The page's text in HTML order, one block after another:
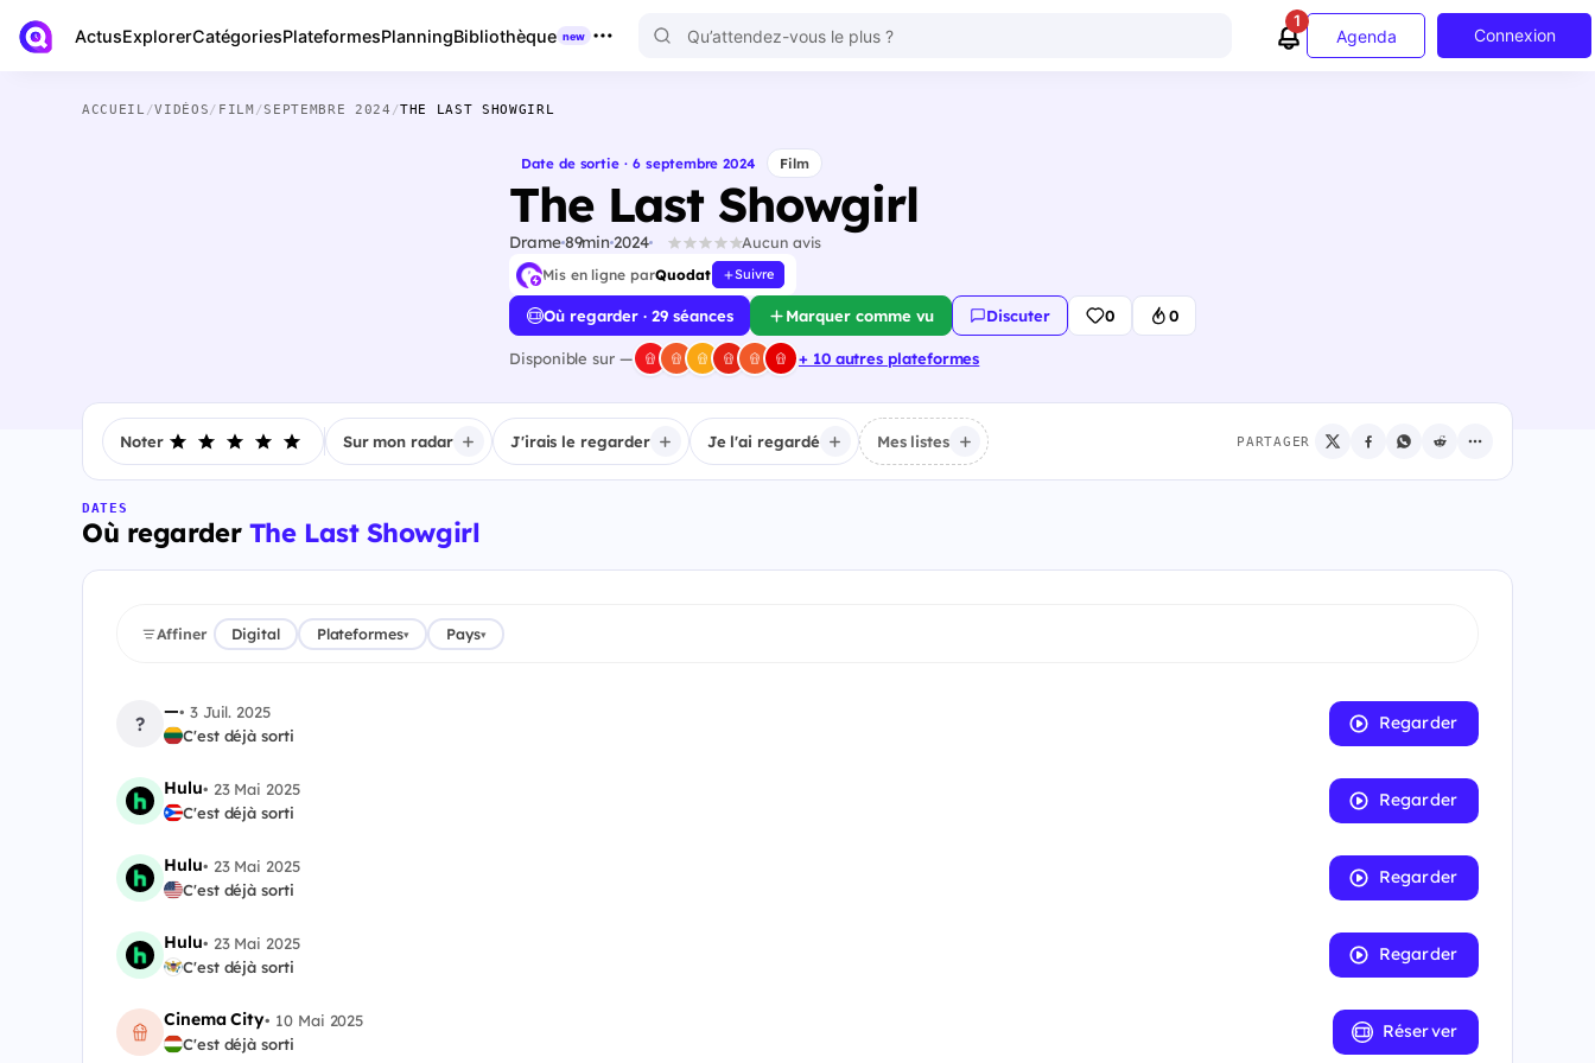
ActusExplorerCatégoriesPlateformesPlanningBibliothèque new
1
Agenda Connexion
ACCUEIL /VIDÉOS/ FILM/SEPTEMBRE 2024 /THE LAST SHOWGIRL
Date de sortie · 6 septembre 2024 Film
The Last Showgirl
Drame89min 2024 Aucun avis
Mis en ligne parQuodat Suivre
Où regarder · 29 séances Marquer comme vu Discuter 0 0
Disponible sur — + 10 autres plateformes
Noter Sur mon radar J'irais le regarder Je l'ai regardé Mes listes PARTAGER
DATES
Où regarder The Last Showgirl
Affiner Digital Plateformes▾ Pays▾
?
—• 3 Juil. 2025
C'est déjà sorti
Regarder
Hulu• 23 Mai 2025
C'est déjà sorti
Regarder
Hulu• 23 Mai 2025
C'est déjà sorti
Regarder
Hulu• 23 Mai 2025
C'est déjà sorti
Regarder
Cinema City• 10 Mai 2025
C'est déjà sorti
Réserver